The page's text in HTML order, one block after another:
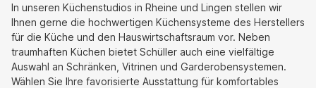
In unseren Küchenstudios in Rheine und Lingen stellen wir
Ihnen gerne die hochwertigen Küchensysteme des Herstellers
für die Küche und den Hauswirtschaftsraum vor. Neben
traumhaften Küchen bietet Schüller auch eine vielfältige
Auswahl an Schränken, Vitrinen und Garderobensystemen.
Wählen Sie Ihre favorisierte Ausstattung für komfortables